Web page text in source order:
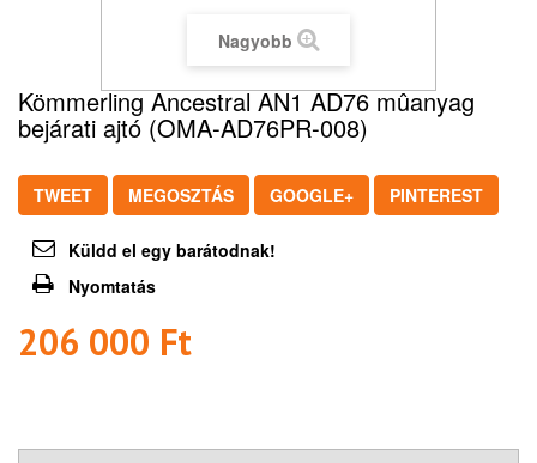
Nagyobb
Kömmerling Ancestral AN1 AD76 mûanyag
bejárati ajtó (OMA-AD76PR-008)
TWEET MEGOSZTÁS GOOGLE+ PINTEREST
Küldd el egy barátodnak!
Nyomtatás
206 000 Ft‎